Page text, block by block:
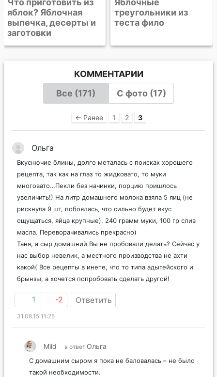
Что приготовить из
яблок? Яблочная
выпечка, десерты и
заготовки
Яблочные
треугольники из
теста фило
КОММЕНТАРИИ
Все (171)
С фото (17)
← Ранее 1 2 3
Ольга
Вкуснючие блины, долго металась с поисках хорошего
рецепта, так как на глаз то жидковато, то муки
многовато…Пекли без начинки, порцию пришлось
увеличить!) На литр домашнего молока взяла 5 яиц (не
рискнула 9 шт, побоялась, что сильно будет вкус
ощущаться, яйца крупные), 240 грамм муки, 100 гр слив
масла. Переворачивались прекрасно)
Таня, а сыр домашний Вы не пробовали делать? Сейчас у
нас выбор невелик, а местного производства не ахти
какой( Все рецепты в инете, что то типа адыгейского и
брынзы, а хочется попробовать сделать другой!
1 -2 Ответить
31.08.15 11:25
Mild в ответ Ольга
С домашним сыром я пока не баловалась – не было
такой необходимости.